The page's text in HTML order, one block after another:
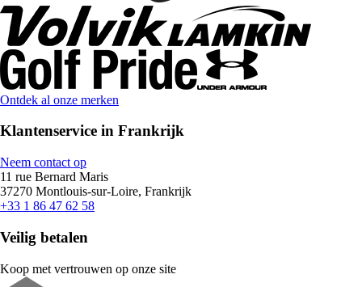
Ontdek al onze merken
Klantenservice in Frankrijk
Neem contact op
11 rue Bernard Maris
37270 Montlouis-sur-Loire, Frankrijk
+33 1 86 47 62 58
Veilig betalen
Koop met vertrouwen op onze site